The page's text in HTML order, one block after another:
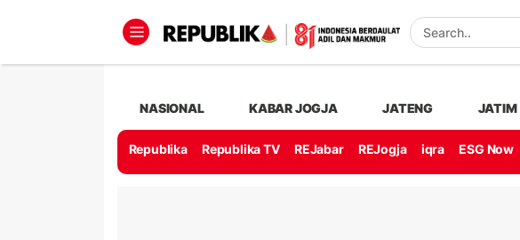
NASIONAL KABAR JOGJA JATENG JATIM
Republika Republika TV REJabar REJogja iqra ESG Now